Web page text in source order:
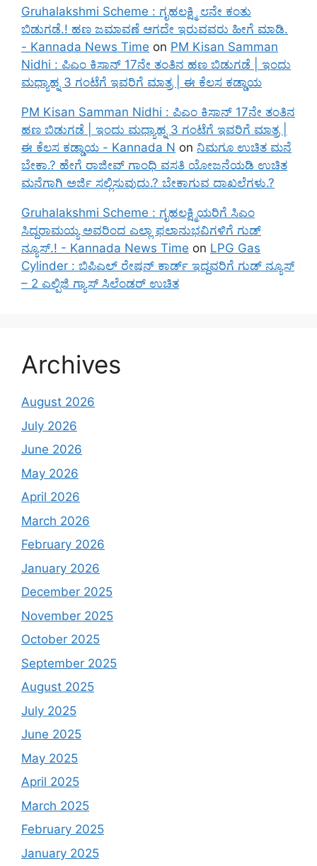
Gruhalakshmi Scheme : ಗೃಹಲಕ್ಷ್ಮಿ ೮ನೇ ಕಂತು
ಬಿಡುಗಡೆ.! ಹಣ ಜಮಾವಣೆ ಆಗದೇ ಇರುವವರು ಹೀಗೆ ಮಾಡಿ.
- Kannada News Time on PM Kisan Samman
Nidhi : ಪಿಎಂ ಕಿಸಾನ್ 17ನೇ ತಂತಿನ ಹಣ ಬಿಡುಗಡೆ | ಇಂದು
ಮಧ್ಯಾಹ್ನ 3 ಗಂಟೆಗೆ ಇವರಿಗೆ ಮಾತ್ರ | ಈ ಕೆಲಸ ಕಡ್ಡಾಯ
PM Kisan Samman Nidhi : ಪಿಎಂ ಕಿಸಾನ್ 17ನೇ ತಂತಿನ
ಹಣ ಬಿಡುಗಡೆ | ಇಂದು ಮಧ್ಯಾಹ್ನ 3 ಗಂಟೆಗೆ ಇವರಿಗೆ ಮಾತ್ರ |
ಈ ಕೆಲಸ ಕಡ್ಡಾಯ - Kannada N on ನಿಮಗೂ ಉಚಿತ ಮನೆ
ಬೇಕಾ.? ಹೇಗೆ ರಾಜೀವ್ ಗಾಂಧಿ ವಸತಿ ಯೋಜನೆಯಡಿ ಉಚಿತ
ಮನೆಗಾಗಿ ಅರ್ಜಿ ಸಲ್ಲಿಸುವುದು.? ಬೇಕಾಗುವ ದಾಖಲೆಗಳು.?
Gruhalakshmi Scheme : ಗೃಹಲಕ್ಷ್ಮಿಯರಿಗೆ ಸಿಎಂ
ಸಿದ್ದರಾಮಯ್ಯ ಅವರಿಂದ ಎಲ್ಲಾ ಫಲಾನುಭವಿಗಳಿಗೆ ಗುಡ್
ನ್ಯೂಸ್.! - Kannada News Time on LPG Gas
Cylinder : ಬಿಪಿಎಲ್ ರೇಷನ್ ಕಾರ್ಡ್ ಇದ್ದವರಿಗೆ ಗುಡ್ ನ್ಯೂಸ್
– 2 ಎಲ್ಪಿಜಿ ಗ್ಯಾಸ್ ಸಿಲೆಂಡರ್ ಉಚಿತ
Archives
August 2026
July 2026
June 2026
May 2026
April 2026
March 2026
February 2026
January 2026
December 2025
November 2025
October 2025
September 2025
August 2025
July 2025
June 2025
May 2025
April 2025
March 2025
February 2025
January 2025